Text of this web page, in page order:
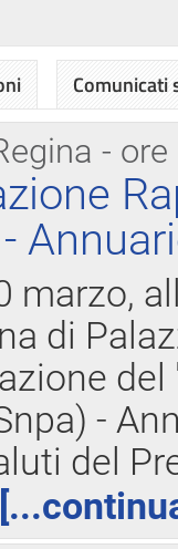
- ore
marzo,
di
-
del
Comunicati